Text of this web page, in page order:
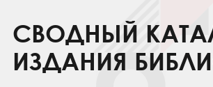
СВОДНЫЙ
ИЗДАНИЯ